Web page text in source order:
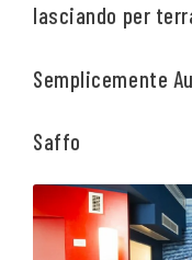
lasciando per
Semplicemente
Saffo